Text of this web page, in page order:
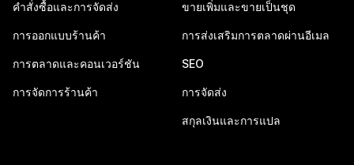
คำสั่งซื้อและการจัดส่ง
การออกแบบร้านค้า
การตลาดและคอนเวอร์ชัน
การจัดการร้านค้า
ขายเพิ่มและขายเป็นชุด
การส่งเสริมการตลาดผ่านอีเมล
SEO
การจัดส่ง
สกุลเงินและการแปล